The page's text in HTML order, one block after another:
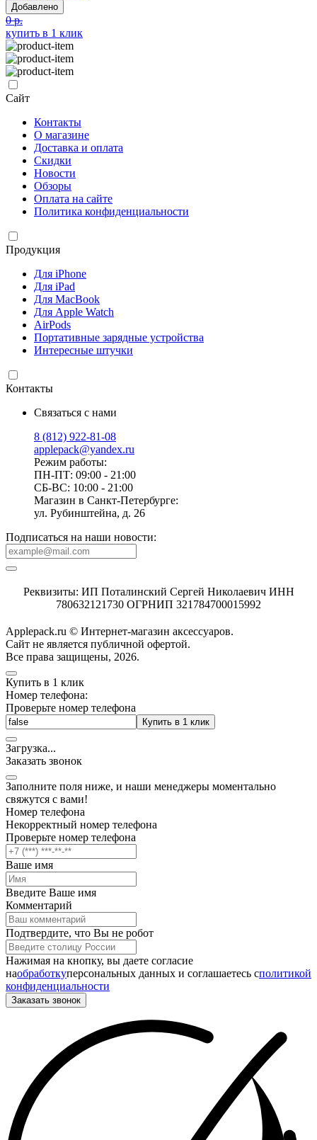
Добавлено
0 р.
купить в 1 клик
Сайт
Контакты
О магазине
Доставка и оплата
Скидки
Новости
Обзоры
Оплата на сайте
Политика конфиденциальности
Продукция
Для iPhone
Для iPad
Для MacBook
Для Apple Watch
AirPods
Портативные зарядные устройства
Интересные штучки
Контакты
Связаться с нами
8 (812) 922-81-08
applepack@yandex.ru
Режим работы:
ПН-ПТ: 09:00 - 21:00
СБ-ВС: 10:00 - 21:00
Магазин в Санкт-Петербурге:
ул. Рубинштейна, д. 26
Подписаться на наши новости:
Реквизиты: ИП Поталинский Сергей Николаевич ИНН
780632121730 ОГРНИП 321784700015992
Applepack.ru © Интернет-магазин аксессуаров.
Cайт не является публичной офертой.
Все права защищены, 2026.
Купить в 1 клик
Номер телефона:
Проверьте номер телефона
Купить в 1 клик
Загрузка...
Заказать звонок
Заполните поля ниже, и наши менеджеры моментально
свяжутся с вами!
Номер телефона
Некорректный номер телефона
Проверьте номер телефона
Ваше имя
Введите Ваше имя
Комментарий
Подтвердите, что Вы не робот
Нажимая на кнопку, вы даете согласие
наобработкуперсональных данных и соглашаетесь cполитикой
конфиденциальности
Заказать звонок